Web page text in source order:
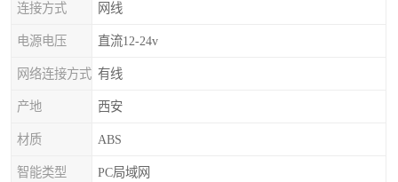
连接方式 网线
电源电压 直流12-24v
网络连接方式 有线
产地 西安
材质 ABS
智能类型 PC局域网